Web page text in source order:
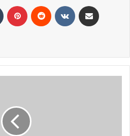
Tumblr Pinterest Reddit VKontakte